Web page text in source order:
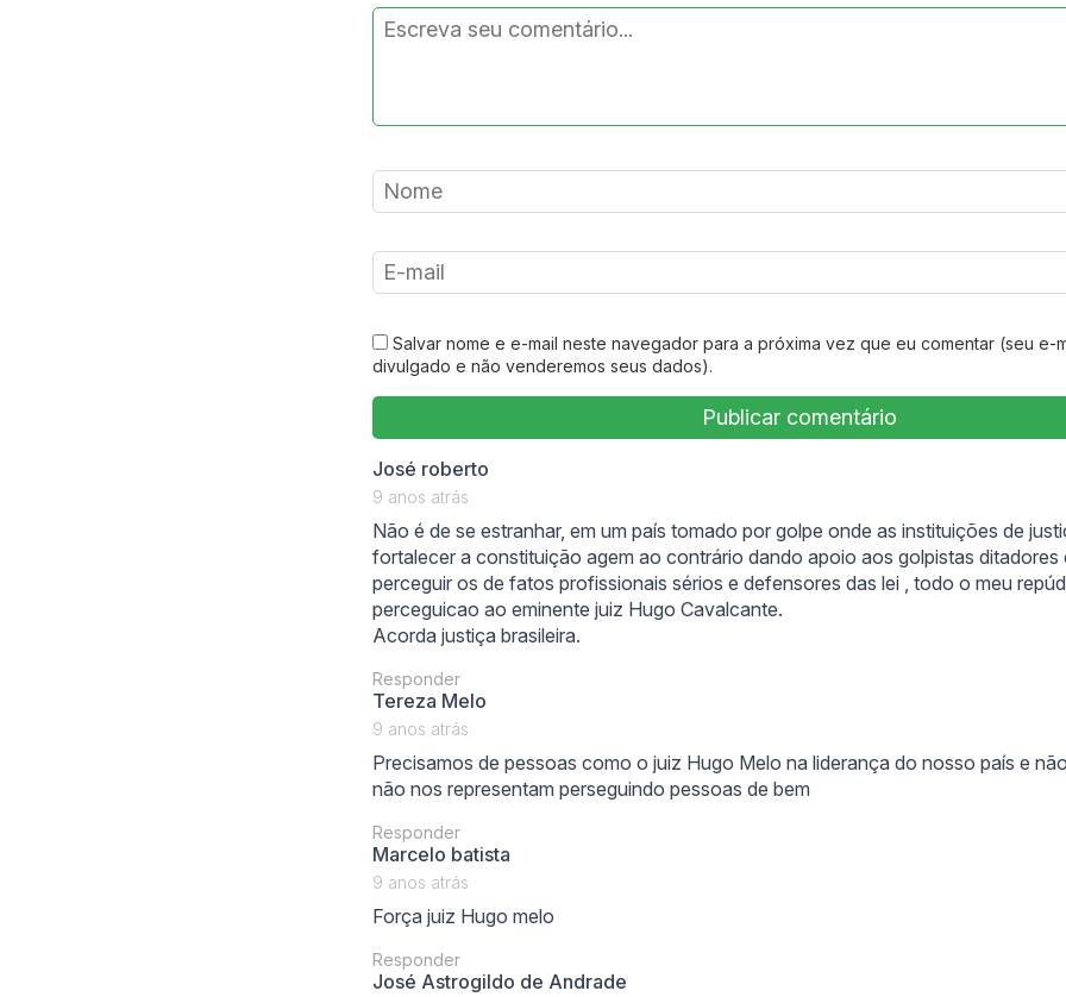
Salvar nome e e-mail neste navegador para a próxima vez que eu comentar (seu e-
divulgado e não venderemos seus dados).
José roberto
9 anos atrás
Não é de se estranhar, em um país tomado por golpe onde as instituições de
fortalecer a constituição agem ao contrário dando apoio aos golpistas ditadores
perceguir os de fatos profissionais sérios e defensores das lei , todo o meu
perceguicao ao eminente juiz Hugo Cavalcante.
Acorda justiça brasileira.
Responder
Tereza Melo
9 anos atrás
Precisamos de pessoas como o juiz Hugo Melo na liderança do nosso país e
não nos representam perseguindo pessoas de bem
Responder
Marcelo batista
9 anos atrás
Força juiz Hugo melo
Responder
José Astrogildo de Andrade